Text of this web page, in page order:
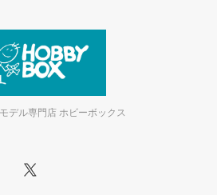
デル専門店 ホビーボックス